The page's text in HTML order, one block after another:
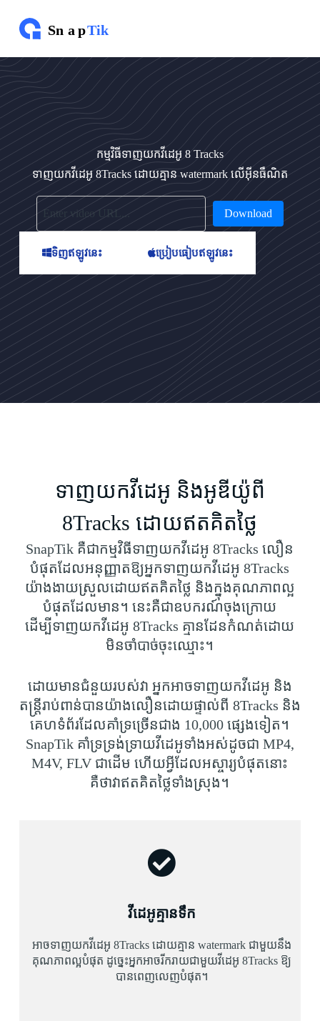
ល
ទៅ
មា
តិ
កា
កម្មវិធីទាញយកវីដេអូ 8 Tracks
ទាញយកវីដេអូ 8Tracks ដោយគ្មាន watermark លើអ៊ីនធឺណិត
Download
ទិញ​ឥឡូវនេះ ប្រៀបធៀបឥឡូវនេះ
ទាញយកវីដេអូ និងអូឌីយ៉ូពី
8Tracks ដោយឥតគិតថ្លៃ
SnapTik គឺជាកម្មវិធីទាញយកវីដេអូ 8Tracks លឿន
បំផុតដែលអនុញ្ញាតឱ្យអ្នកទាញយកវីដេអូ 8Tracks
យ៉ាងងាយស្រួលដោយឥតគិតថ្លៃ និងក្នុងគុណភាពល្អ
បំផុតដែលមាន។ នេះគឺជាឧបករណ៍ចុងក្រោយ
ដើម្បីទាញយកវីដេអូ 8Tracks គ្មានដែនកំណត់ដោយ
មិនចាំបាច់ចុះឈ្មោះ។
ដោយមានជំនួយរបស់វា អ្នកអាចទាញយកវីដេអូ និង
តន្ត្រីរាប់ពាន់បានយ៉ាងលឿនដោយផ្ទាល់ពី 8Tracks និង
គេហទំព័រដែលគាំទ្រច្រើនជាង 10,000 ផ្សេងទៀត។
SnapTik គាំទ្រទ្រង់ទ្រាយវីដេអូទាំងអស់ដូចជា MP4,
M4V, FLV ជាដើម ហើយអ្វីដែលអស្ចារ្យបំផុតនោះ
គឺថាវាឥតគិតថ្លៃទាំងស្រុង។
វីដេអូគ្មានទឹក
អាចទាញយកវីដេអូ 8Tracks ដោយគ្មាន watermark ជាមួយនឹង
គុណភាពល្អបំផុត ដូច្នេះអ្នកអាចរីករាយជាមួយវីដេអូ 8Tracks ឱ្យ
បានពេញលេញបំផុត។